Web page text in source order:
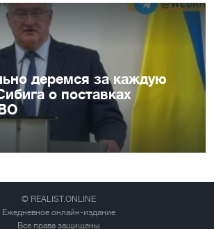
деремся за каждую
о поставках
© REALIST.ONLINE
Ежедневное онлайн-издание
Все права защищены